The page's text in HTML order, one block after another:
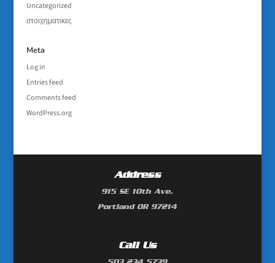
Uncategorized
στοιχηματικες
Meta
Log in
Entries feed
Comments feed
WordPress.org
Address
915 SE 10th Ave.
Portland OR 97214
Call Us